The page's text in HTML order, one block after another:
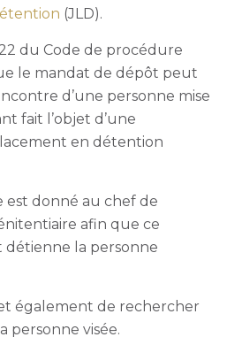
(JLD).
du Code de procédure
le mandat de dépôt peut
d’une personne mise
fait l’objet d’une
en détention
est donné au chef de
afin que ce
détienne la personne
également de rechercher
personne visée.